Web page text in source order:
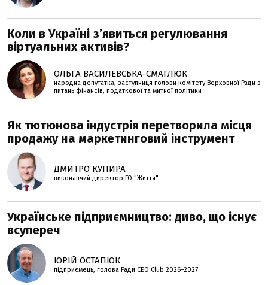
Коли в Україні з’явиться регулювання
віртуальних активів?
ОЛЬГА ВАСИЛЕВСЬКА-СМАГЛЮК
народна депутатка, заступниця голови комітету Верховної Ради з
питань фінансів, податкової та митної політики
Як тютюнова індустрія перетворила місця
продажу на маркетинговий інструмент
ДМИТРО КУПИРА
виконавчий директор ГО "Життя"
Українське підприємництво: диво, що існує
всупереч
ЮРІЙ ОСТАПЮК
підприємець, голова Ради CEO Club 2026–2027